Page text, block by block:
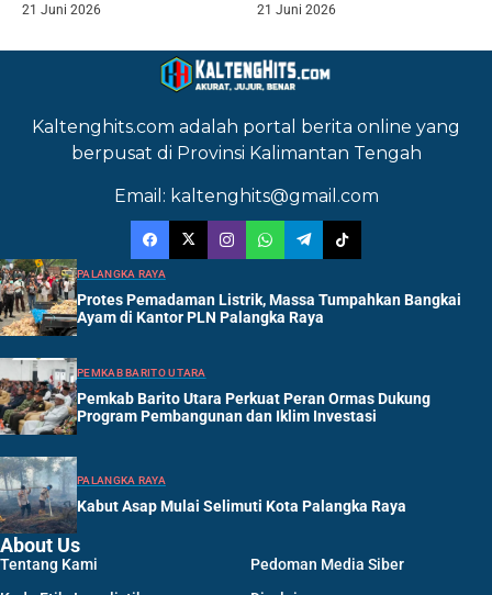
21 Juni 2026 21 Juni 2026
Kaltenghits.com adalah portal berita online yang
berpusat di Provinsi Kalimantan Tengah
Email: kaltenghits@gmail.com
PALANGKA RAYA
Protes Pemadaman Listrik, Massa Tumpahkan Bangkai
Ayam di Kantor PLN Palangka Raya
PEMKAB BARITO UTARA
Pemkab Barito Utara Perkuat Peran Ormas Dukung
Program Pembangunan dan Iklim Investasi
PALANGKA RAYA
Kabut Asap Mulai Selimuti Kota Palangka Raya
About Us
Tentang Kami
Pedoman Media Siber